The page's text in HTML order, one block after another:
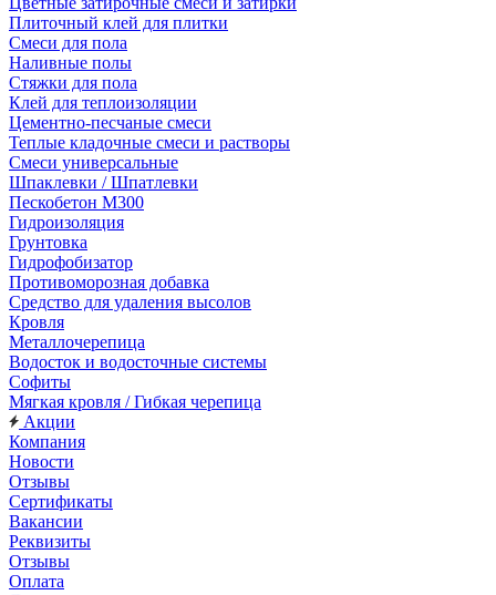
Плиточный клей для плитки
Смеси для пола
Наливные полы
Стяжки для пола
Клей для теплоизоляции
Цементно-песчаные смеси
Теплые кладочные смеси и растворы
Смеси универсальные
Шпаклевки / Шпатлевки
Пескобетон М300
Гидроизоляция
Грунтовка
Гидрофобизатор
Противоморозная добавка
Средство для удаления высолов
Кровля
Металлочерепица
Водосток и водосточные системы
Софиты
Мягкая кровля / Гибкая черепица
Акции
Компания
Новости
Отзывы
Сертификаты
Вакансии
Реквизиты
Отзывы
Оплата